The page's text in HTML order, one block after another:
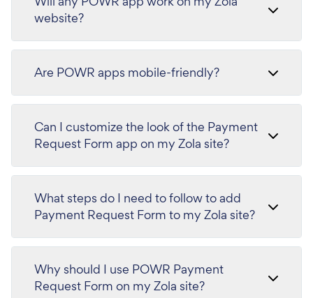
website?
Are POWR apps mobile-friendly?
Can I customize the look of the Payment
Request Form app on my Zola site?
What steps do I need to follow to add
Payment Request Form to my Zola site?
Why should I use POWR Payment
Request Form on my Zola site?